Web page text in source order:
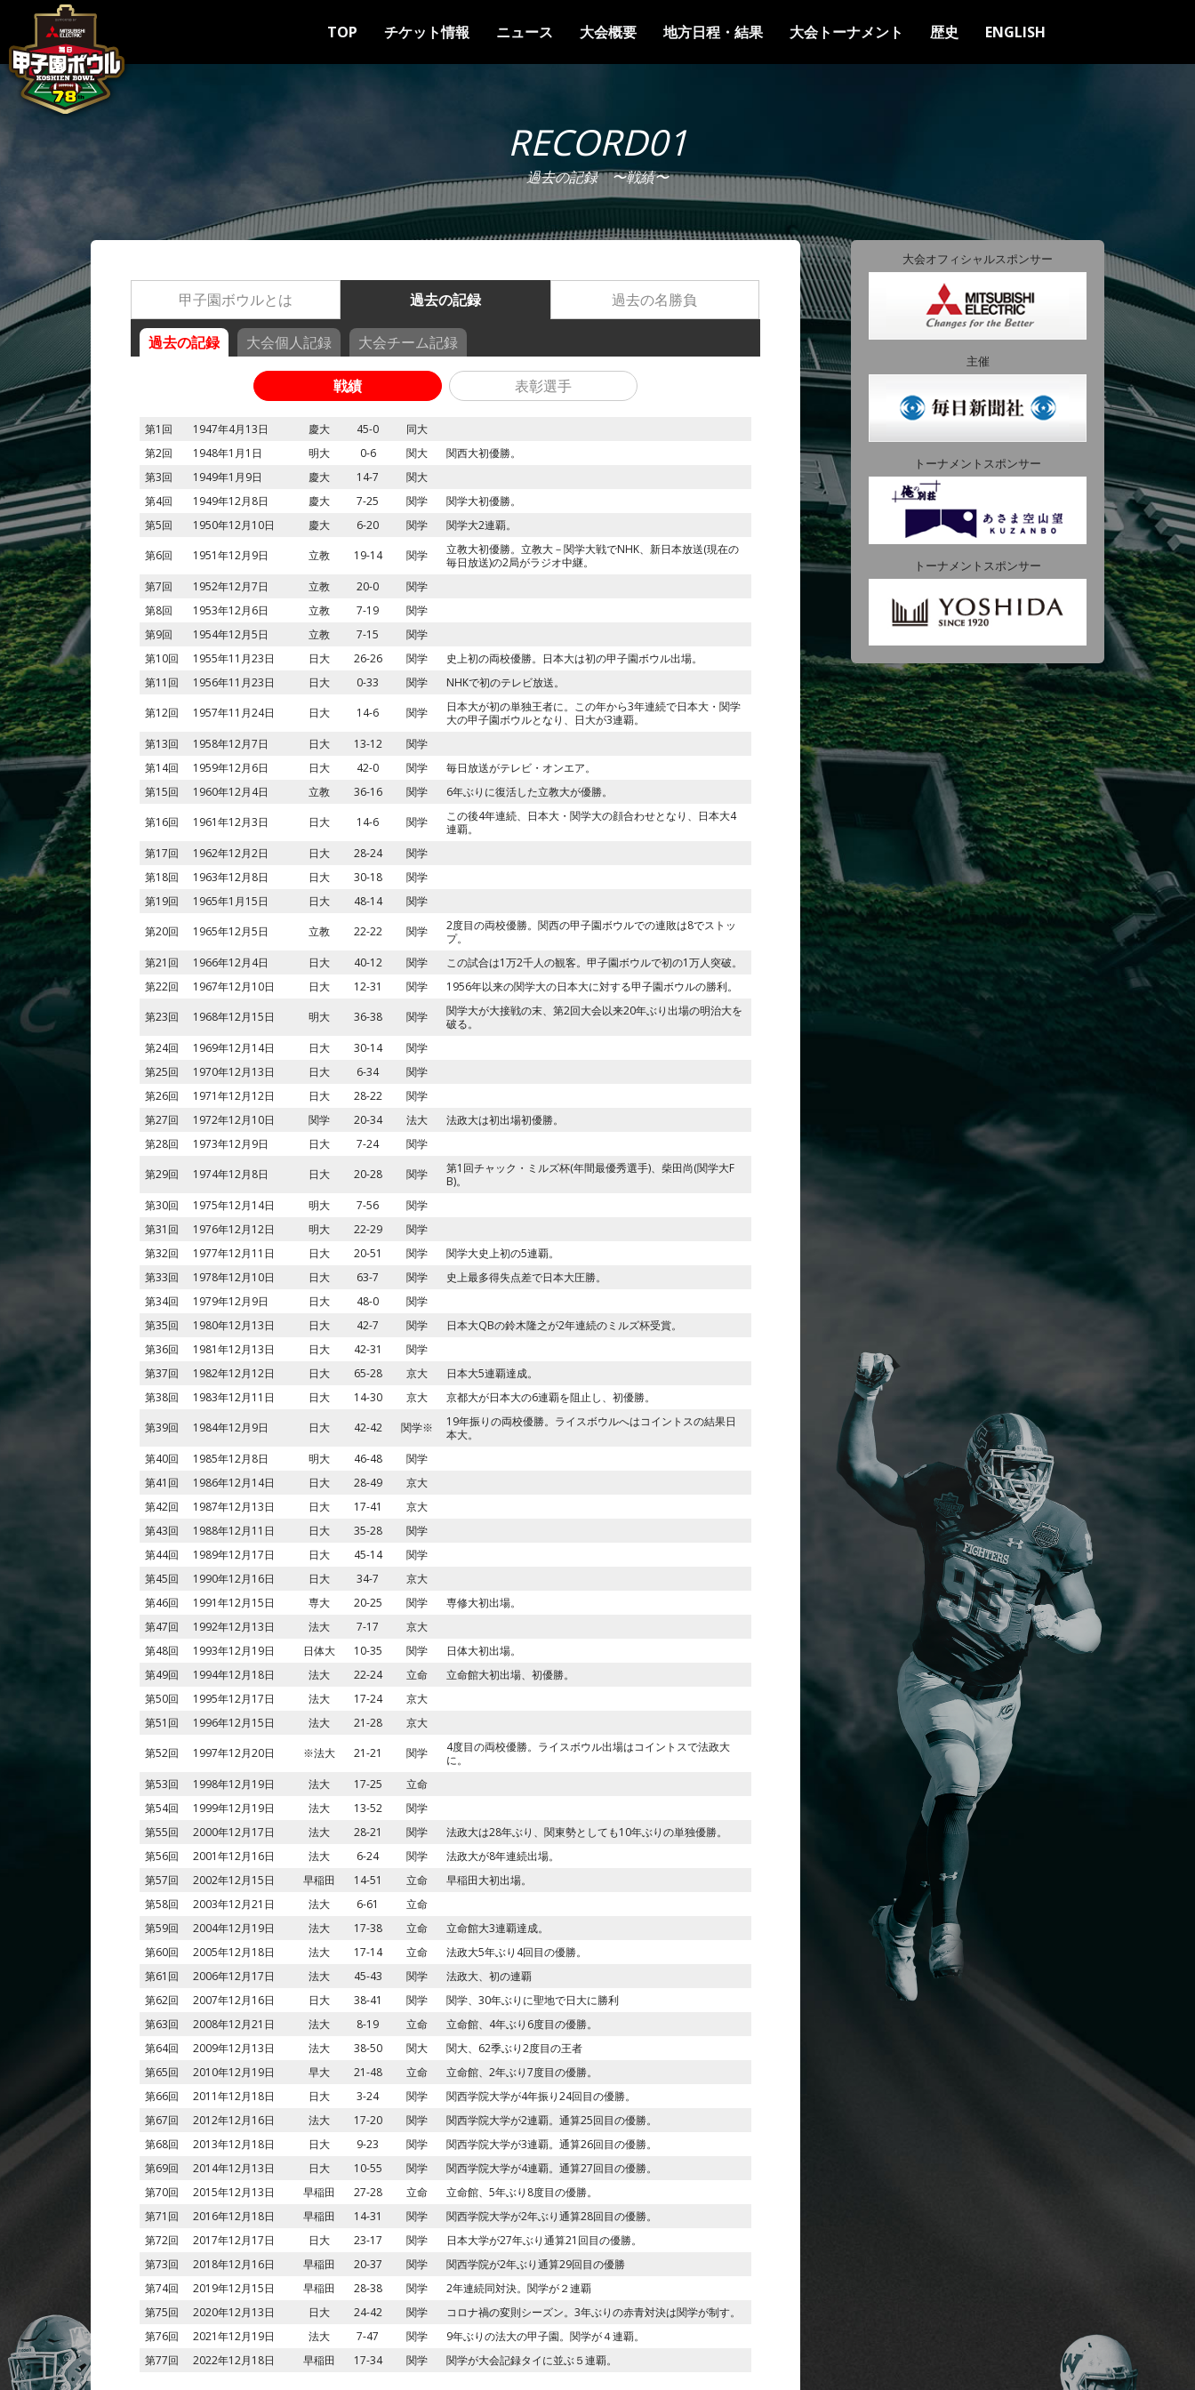
TOP チケット情報 ニュース 大会概要 地方日程・結果 大会トーナメント 歴史 ENGLISH
RECORD01
過去の記録 〜戦績〜
甲子園ボウルとは 過去の記録 過去の名勝負
過去の記録 大会個人記録 大会チーム記録
戦績 表彰選手
第1回 1947年4月13日 慶大 45-0
同大
第2回
1948年1月1日 明大 0-6 関大
関西大初優勝。
第3回
1949年1月9日 慶大 14-7
関大
第4回
1949年12月8日 慶大 7-25 関学
関学大初優勝。
第5回
1950年12月10日 慶大 6-20 関学
関学大2連覇。
第6回
1951年12月9日 立教 19-14 関学
立教大初優勝。立教大－関学大戦でNHK、新日本放送(現在の
毎日放送)の2局がラジオ中継。
第7回
1952年12月7日 立教 20-0
関学
第8回
1953年12月6日 立教 7-19
関学
第9回
1954年12月5日 立教 7-15
関学
第10回
1955年11月23日 日大 26-26 関学
史上初の両校優勝。日本大は初の甲子園ボウル出場。
第11回
1956年11月23日 日大 0-33 関学
NHKで初のテレビ放送。
第12回
1957年11月24日 日大 14-6 関学
日本大が初の単独王者に。この年から3年連続で日本大・関学
大の甲子園ボウルとなり、日大が3連覇。
第13回
1958年12月7日 日大 13-12
関学
第14回
1959年12月6日 日大 42-0 関学
毎日放送がテレビ・オンエア。
第15回
1960年12月4日 立教 36-16 関学
6年ぶりに復活した立教大が優勝。
第16回
1961年12月3日 日大 14-6 関学
この後4年連続、日本大・関学大の顔合わせとなり、日本大4
連覇。
第17回
1962年12月2日 日大 28-24
関学
第18回
1963年12月8日 日大 30-18
関学
第19回
1965年1月15日 日大 48-14
関学
第20回
1965年12月5日 立教 22-22 関学
2度目の両校優勝。関西の甲子園ボウルでの連敗は8でストッ
プ。
第21回
1966年12月4日 日大 40-12 関学
この試合は1万2千人の観客。甲子園ボウルで初の1万人突破。
第22回
1967年12月10日 日大 12-31 関学
1956年以来の関学大の日本大に対する甲子園ボウルの勝利。
第23回
1968年12月15日 明大 36-38 関学
関学大が大接戦の末、第2回大会以来20年ぶり出場の明治大を
破る。
第24回
1969年12月14日 日大 30-14
関学
第25回
1970年12月13日 日大 6-34
関学
第26回
1971年12月12日 日大 28-22
関学
第27回
1972年12月10日 関学 20-34 法大
法政大は初出場初優勝。
第28回
1973年12月9日 日大 7-24
関学
第29回
1974年12月8日 日大 20-28 関学
第1回チャック・ミルズ杯(年間最優秀選手)、柴田尚(関学大F
B)。
第30回
1975年12月14日 明大 7-56
関学
第31回
1976年12月12日 明大 22-29
関学
第32回
1977年12月11日 日大 20-51 関学
関学大史上初の5連覇。
第33回
1978年12月10日 日大 63-7 関学
史上最多得失点差で日本大圧勝。
第34回
1979年12月9日 日大 48-0
関学
第35回
1980年12月13日 日大 42-7 関学
日本大QBの鈴木隆之が2年連続のミルズ杯受賞。
第36回
1981年12月13日 日大 42-31
関学
第37回
1982年12月12日 日大 65-28 京大
日本大5連覇達成。
第38回
1983年12月11日 日大 14-30 京大
京都大が日本大の6連覇を阻止し、初優勝。
第39回
1984年12月9日 日大 42-42 関学※
19年振りの両校優勝。ライスボウルへはコイントスの結果日
本大。
第40回
1985年12月8日 明大 46-48
関学
第41回
1986年12月14日 日大 28-49
京大
第42回
1987年12月13日 日大 17-41
京大
第43回
1988年12月11日 日大 35-28
関学
第44回
1989年12月17日 日大 45-14
関学
第45回
1990年12月16日 日大 34-7
京大
第46回
1991年12月15日 専大 20-25 関学
専修大初出場。
第47回
1992年12月13日 法大 7-17
京大
第48回
1993年12月19日 日体大 10-35 関学
日体大初出場。
第49回
1994年12月18日 法大 22-24 立命
立命館大初出場、初優勝。
第50回
1995年12月17日 法大 17-24
京大
第51回
1996年12月15日 法大 21-28
京大
第52回
1997年12月20日 ※法大 21-21 関学
4度目の両校優勝。ライスボウル出場はコイントスで法政大
に。
第53回
1998年12月19日 法大 17-25
立命
第54回
1999年12月19日 法大 13-52
関学
第55回
2000年12月17日 法大 28-21 関学
法政大は28年ぶり、関東勢としても10年ぶりの単独優勝。
第56回
2001年12月16日 法大 6-24 関学
法政大が8年連続出場。
第57回
2002年12月15日 早稲田 14-51 立命
早稲田大初出場。
第58回
2003年12月21日 法大 6-61
立命
第59回
2004年12月19日 法大 17-38 立命
立命館大3連覇達成。
第60回
2005年12月18日 法大 17-14 立命
法政大5年ぶり4回目の優勝。
第61回
2006年12月17日 法大 45-43 関学
法政大、初の連覇
第62回
2007年12月16日 日大 38-41 関学
関学、30年ぶりに聖地で日大に勝利
第63回
2008年12月21日 法大 8-19 立命
立命館、4年ぶり6度目の優勝。
第64回
2009年12月13日 法大 38-50 関大
関大、62季ぶり2度目の王者
第65回
2010年12月19日 早大 21-48 立命
立命館、2年ぶり7度目の優勝。
第66回
2011年12月18日 日大 3-24 関学
関西学院大学が4年振り24回目の優勝。
第67回
2012年12月16日 法大 17-20 関学
関西学院大学が2連覇。通算25回目の優勝。
第68回
2013年12月18日 日大 9-23 関学
関西学院大学が3連覇。通算26回目の優勝。
第69回
2014年12月13日 日大 10-55 関学
関西学院大学が4連覇。通算27回目の優勝。
第70回
2015年12月13日 早稲田 27-28 立命
立命館、5年ぶり8度目の優勝。
第71回
2016年12月18日 早稲田 14-31 関学
関西学院大学が2年ぶり通算28回目の優勝。
第72回
2017年12月17日 日大 23-17 関学
日本大学が27年ぶり通算21回目の優勝。
第73回
2018年12月16日 早稲田 20-37 関学
関西学院が2年ぶり通算29回目の優勝
第74回
2019年12月15日 早稲田 28-38 関学
2年連続同対決。関学が２連覇
第75回
2020年12月13日 日大 24-42 関学
コロナ禍の変則シーズン。3年ぶりの赤青対決は関学が制す。
第76回
2021年12月19日 法大 7-47 関学
9年ぶりの法大の甲子園。関学が４連覇。
第77回
2022年12月18日 早稲田 17-34 関学 関学が大会記録タイに並ぶ５連覇。
大会オフィシャルスポンサー
主催
トーナメントスポンサー
トーナメントスポンサー